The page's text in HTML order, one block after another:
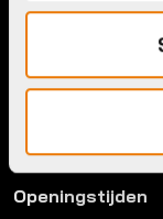
Contact
036
Mail:
Adres:
1315
Openingstijden